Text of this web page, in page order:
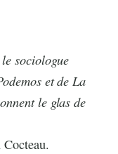
sociologue
et de La
le glas de